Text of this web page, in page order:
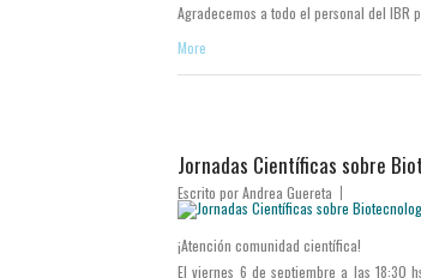
Agradecemos a todo el personal del IBR
More
Jornadas Científicas sobre
Escrito porAndrea Guereta
¡Atención comunidad científica!
El viernes 6 de septiembre a las 18:30